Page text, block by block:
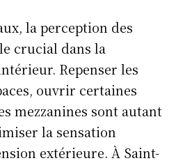
la perception des
crucial dans la
Repenser les
ouvrir certaines
mezzanines sont autant
la sensation
extérieure. À Saint-